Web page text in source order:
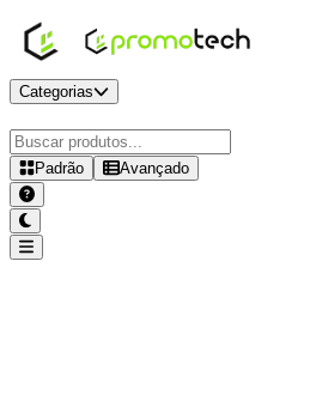
Categorias
Padrão Avançado